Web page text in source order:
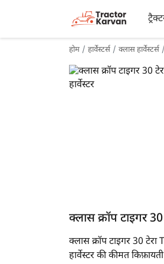
होम हार्वेस्टर्स क्लास हार्वेस्टर्स
क्लास क्रॉप टाइगर
क्लास क्रॉप टाइगर 30
हार्वेस्टर की कीमत